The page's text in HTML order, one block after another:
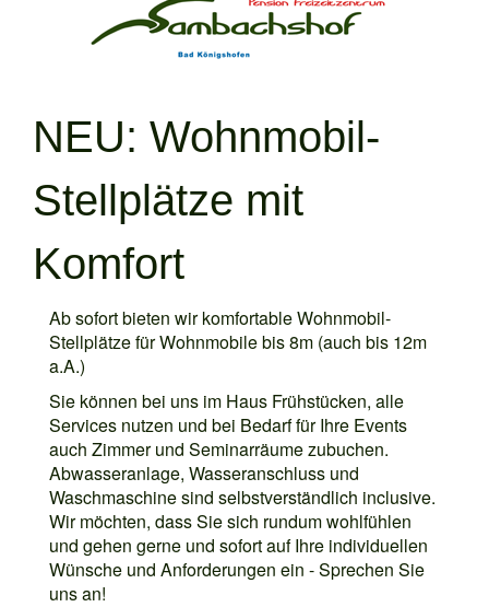
NEU: Wohnmobil-
Stellplätze mit
Komfort
Ab sofort bieten wir komfortable Wohnmobil-
Stellplätze für Wohnmobile bis 8m (auch bis 12m
a.A.)
Sie können bei uns im Haus Frühstücken, alle
Services nutzen und bei Bedarf für Ihre Events
auch Zimmer und Seminarräume zubuchen.
Abwasseranlage, Wasseranschluss und
Waschmaschine sind selbstverständlich inclusive.
Wir möchten, dass Sie sich rundum wohlfühlen
und gehen gerne und sofort auf Ihre individuellen
Wünsche und Anforderungen ein - Sprechen Sie
uns an!